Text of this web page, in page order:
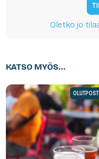
Oletko jo
KATSO MYÖS...
OLUTPOSTI